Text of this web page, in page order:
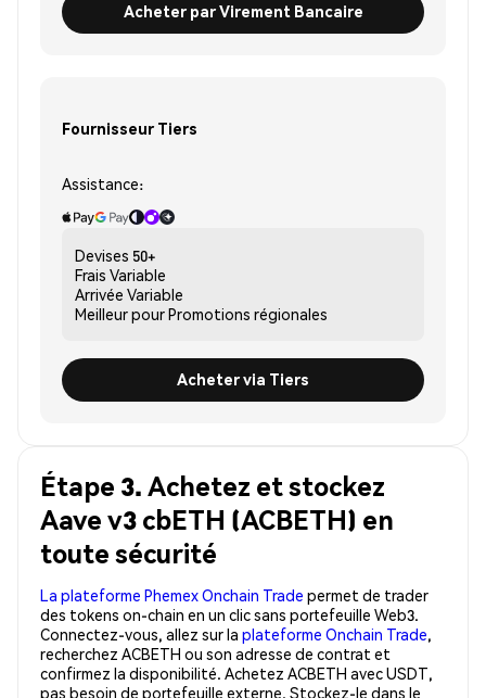
Acheter par Virement Bancaire
Fournisseur Tiers
Assistance:
Devises 50+
Frais Variable
Arrivée Variable
Meilleur pourPromotions régionales
Acheter via Tiers
Étape 3. Achetez et stockez
Aave v3 cbETH (ACBETH) en
toute sécurité
La plateforme Phemex Onchain Trade permet de trader
des tokens on-chain en un clic sans portefeuille Web3.
Connectez-vous, allez sur la plateforme Onchain Trade,
recherchez ACBETH ou son adresse de contrat et
confirmez la disponibilité. Achetez ACBETH avec USDT,
pas besoin de portefeuille externe. Stockez-le dans le